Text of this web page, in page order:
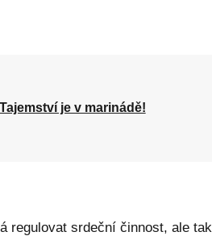
je v marinádě!
regulovat srdeční činnost, ale